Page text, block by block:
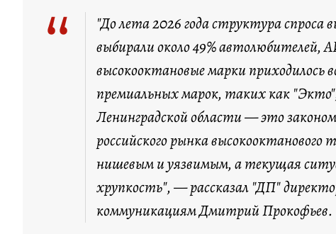
“
"До лета 2026 года структура спроса
выбирали около 49% автолюбителей,
высокооктановые марки приходилось
премиальных марок, таких как
Ленинградской области — это
российского рынка
нишевым и уязвимым, а текущая
хрупкость", — рассказал "ДП"
коммуникациям Дмитрий Прокофьев.